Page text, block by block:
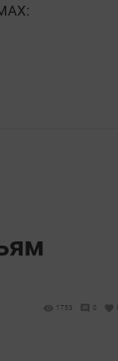
1753 0